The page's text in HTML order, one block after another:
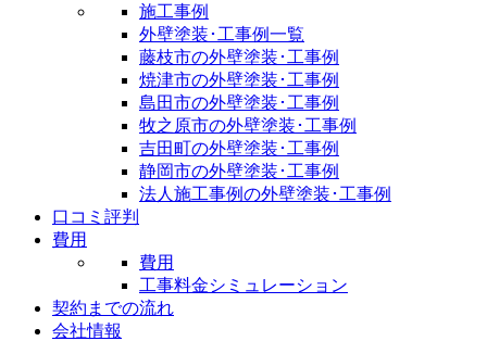
施工事例
外壁塗装･工事例一覧
藤枝市の外壁塗装･工事例
焼津市の外壁塗装･工事例
島田市の外壁塗装･工事例
牧之原市の外壁塗装･工事例
吉田町の外壁塗装･工事例
静岡市の外壁塗装･工事例
法人施工事例の外壁塗装･工事例
口コミ評判
費用
費用
工事料金シミュレーション
契約までの流れ
会社情報